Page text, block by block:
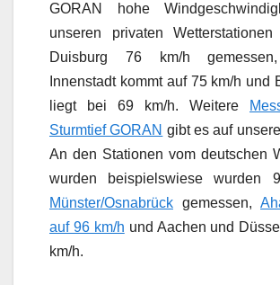
GORAN hohe
unseren privaten
Duisburg 76 km/h
Innenstadt kommt auf 75 km/h und
liegt bei 69 km/h. Weitere
Sturmtief GORAN gibt es auf
An den Stationen vom deutschen
wurden beispielswiese wurden
Münster/Osnabrück gemessen,
auf 96 km/h und Aachen und
km/h.